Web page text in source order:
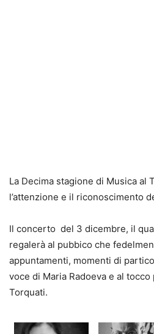
La Decima stagione di Musica al
l’attenzione e il riconoscimento
Il concerto del 3 dicembre, il
regalerà al pubbico che
appuntamenti, momenti di
voce di Maria Radoeva e al
Torquati.